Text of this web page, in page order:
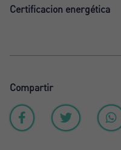
Certificacion energética
Compartir